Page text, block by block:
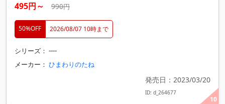
10
495円～
990円
50%OFF 2026/08/07 10時まで
シリーズ： ----
メーカー： ひまわりのたね
発売日：2023/03/20
ID: d_264677